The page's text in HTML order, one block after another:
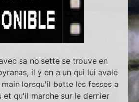
sa noisette se trouve en
il y en a un qui lui avale
lorsqu'il botte les fesses a
et qu'il marche sur le dernier